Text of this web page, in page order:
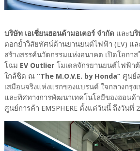
บริษัท เอเชี่ยนฮอนด้ามอเตอร์ จำกัดและบริ
ตอกย้ำวิสัยทัศน์ด้านยานยนต์ไฟฟ้า (EV) แ
สร้างสรรค์นวัตกรรมแห่งอนาคต เปิดโอกา
โฉม EV Outlier โมเดลจักรยานยนต์ไฟฟ้า
ใกล้ชิด ณ “The M.O.V.E. by Honda”ศูนย์
เสมือนจริงแห่งแรกของแบรนด์ ใจกลางกรุ
และทิศทางการพัฒนาเทคโนโลยีของฮอนด้า
ศูนย์การค้า EMSPHERE ตั้งแต่วันนี้ ถึงวันที่